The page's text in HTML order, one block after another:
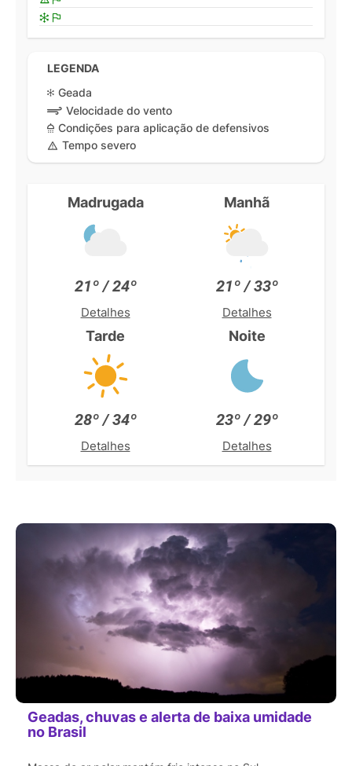
LEGENDA
Geada
Velocidade do vento
Condições para aplicação de defensivos
Tempo severo
Madrugada
21º / 24º
Detalhes
Manhã
21º / 33º
Detalhes
Tarde
28º / 34º
Detalhes
Noite
23º / 29º
Detalhes
Geadas, chuvas e alerta de baixa umidade
no Brasil